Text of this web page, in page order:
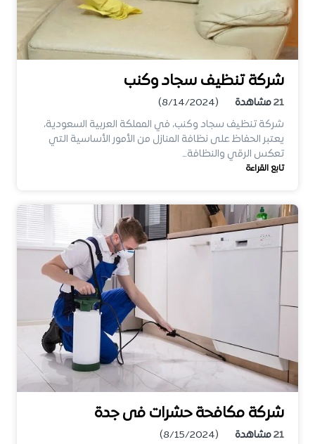
شركة تنظيف سجاد وكنب
21مشاهدة
(8/14/2024)
شركة تنظيف سجاد وكنب، في المملكة العربية السعودية،
يعتبر الحفاظ على نظافة المنازل من الأمور الأساسية التي
تعكس الرقي والنظافة…
تابع القراءة
شركة مكافحة حشرات فى جدة
21مشاهدة
(8/15/2024)